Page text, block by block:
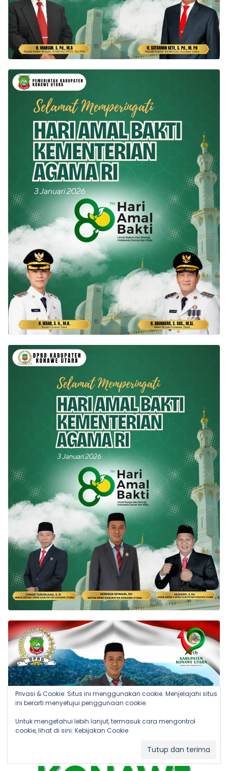
Privasi & Cookie: Situs ini menggunakan cookie. Menjelajahi situs
ini berarti menyetujui penggunaan cookie.
Untuk mengetahui lebih lanjut, termasuk cara mengontrol
cookie, lihat di sini: Kebijakan Cookie